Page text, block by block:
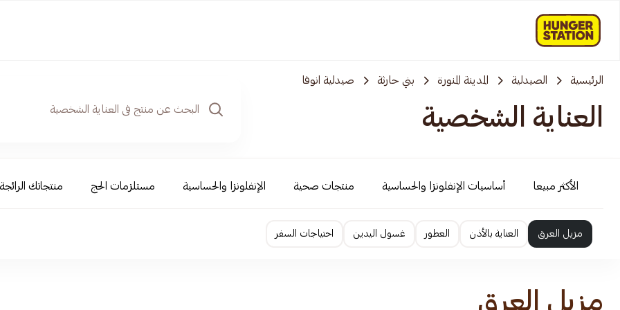
الرئيسية الصيدلية المدينة المنورة بني حارثة صيدلية انوفا
العناية الشخصية
الأكثر مبيعا أساسيات الإنفلونزا والحساسية منتجات صحية الإنفلونزا والحساسية مستلزمات الحج منتجاتك الرائجة
مزيل العرق العناية بالأذن العطور غسول اليدين احتياجات السفر
مزيل العرق